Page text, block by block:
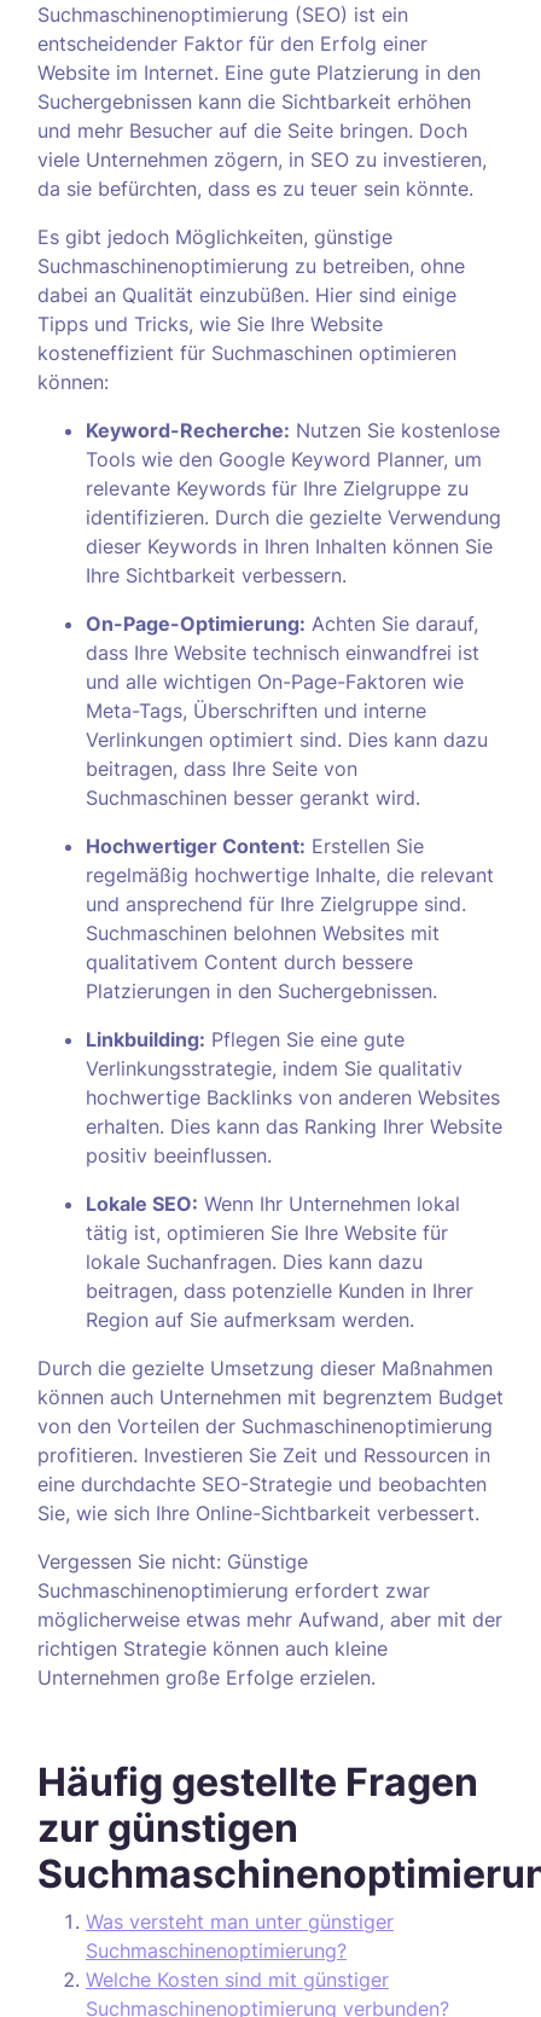
Suchmaschinenoptimierung (SEO) ist ein
entscheidender Faktor für den Erfolg einer
Website im Internet. Eine gute Platzierung in den
Suchergebnissen kann die Sichtbarkeit erhöhen
und mehr Besucher auf die Seite bringen. Doch
viele Unternehmen zögern, in SEO zu investieren,
da sie befürchten, dass es zu teuer sein könnte.
Es gibt jedoch Möglichkeiten, günstige
Suchmaschinenoptimierung zu betreiben, ohne
dabei an Qualität einzubüßen. Hier sind einige
Tipps und Tricks, wie Sie Ihre Website
kosteneffizient für Suchmaschinen optimieren
können:
Keyword-Recherche: Nutzen Sie kostenlose
Tools wie den Google Keyword Planner, um
relevante Keywords für Ihre Zielgruppe zu
identifizieren. Durch die gezielte Verwendung
dieser Keywords in Ihren Inhalten können Sie
Ihre Sichtbarkeit verbessern.
On-Page-Optimierung: Achten Sie darauf,
dass Ihre Website technisch einwandfrei ist
und alle wichtigen On-Page-Faktoren wie
Meta-Tags, Überschriften und interne
Verlinkungen optimiert sind. Dies kann dazu
beitragen, dass Ihre Seite von
Suchmaschinen besser gerankt wird.
Hochwertiger Content: Erstellen Sie
regelmäßig hochwertige Inhalte, die relevant
und ansprechend für Ihre Zielgruppe sind.
Suchmaschinen belohnen Websites mit
qualitativem Content durch bessere
Platzierungen in den Suchergebnissen.
Linkbuilding: Pflegen Sie eine gute
Verlinkungsstrategie, indem Sie qualitativ
hochwertige Backlinks von anderen Websites
erhalten. Dies kann das Ranking Ihrer Website
positiv beeinflussen.
Lokale SEO: Wenn Ihr Unternehmen lokal
tätig ist, optimieren Sie Ihre Website für
lokale Suchanfragen. Dies kann dazu
beitragen, dass potenzielle Kunden in Ihrer
Region auf Sie aufmerksam werden.
Durch die gezielte Umsetzung dieser Maßnahmen
können auch Unternehmen mit begrenztem Budget
von den Vorteilen der Suchmaschinenoptimierung
profitieren. Investieren Sie Zeit und Ressourcen in
eine durchdachte SEO-Strategie und beobachten
Sie, wie sich Ihre Online-Sichtbarkeit verbessert.
Vergessen Sie nicht: Günstige
Suchmaschinenoptimierung erfordert zwar
möglicherweise etwas mehr Aufwand, aber mit der
richtigen Strategie können auch kleine
Unternehmen große Erfolge erzielen.
Häufig gestellte Fragen
zur günstigen
Was versteht man unter günstiger
Suchmaschinenoptimierung?
Welche Kosten sind mit günstiger
Suchmaschinenoptimierung verbunden?